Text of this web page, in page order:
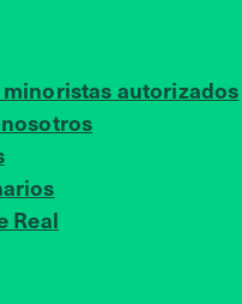
autorizados
Real